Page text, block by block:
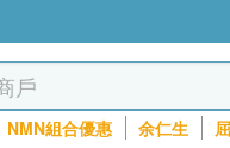
NMN組合優惠 余仁生